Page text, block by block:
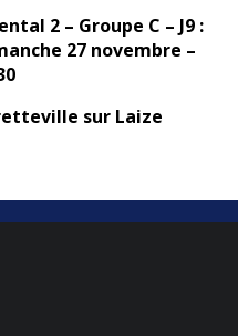
2 – Groupe C – J9 :
27 novembre –
sur Laize